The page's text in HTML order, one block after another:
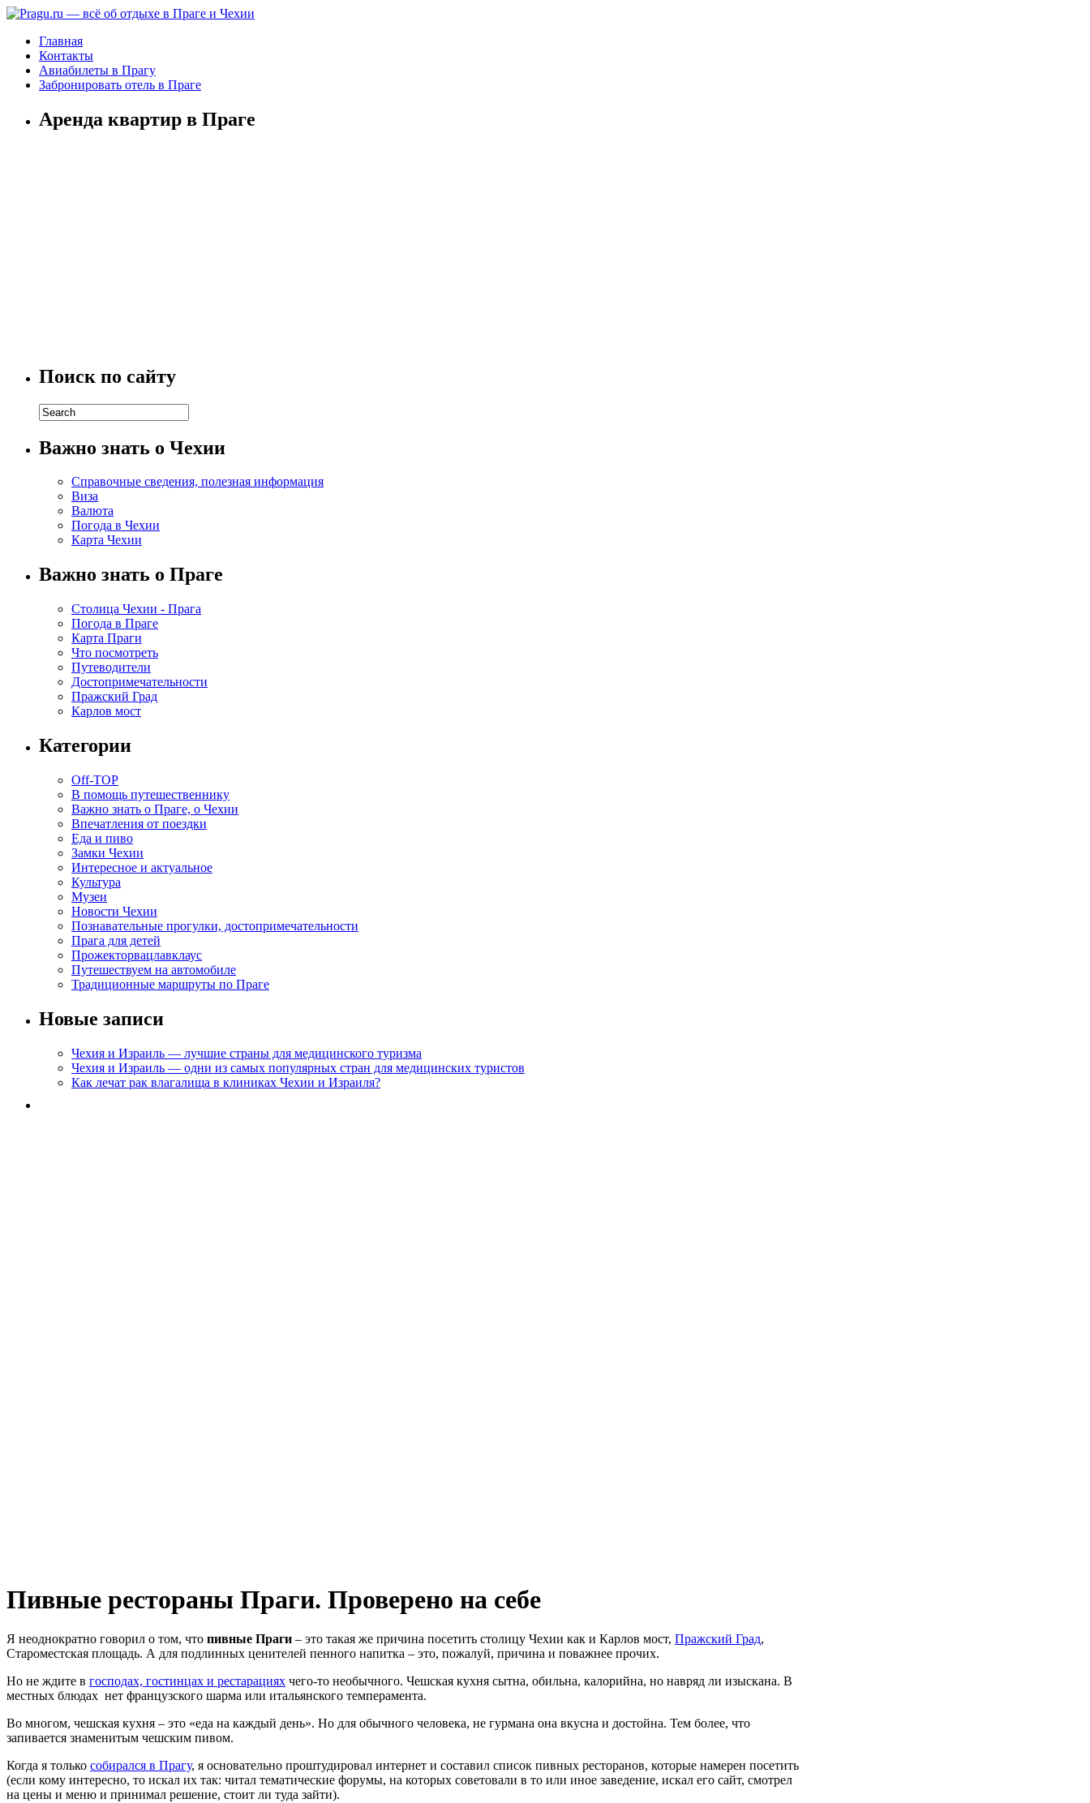
Главная
Контакты
Авиабилеты в Прагу
Забронировать отель в Праге
Аренда квартир в Праге
Поиск по сайту
Важно знать о Чехии
Справочные сведения, полезная информация
Виза
Валюта
Погода в Чехии
Карта Чехии
Важно знать о Праге
Столица Чехии - Прага
Погода в Праге
Карта Праги
Что посмотреть
Путеводители
Достопримечательности
Пражский Град
Карлов мост
Категории
Off-TOP
В помощь путешественнику
Важно знать о Праге, о Чехии
Впечатления от поездки
Еда и пиво
Замки Чехии
Интересное и актуальное
Культура
Музеи
Новости Чехии
Познавательные прогулки, достопримечательности
Прага для детей
Прожекторвацлавклаус
Путешествуем на автомобиле
Традиционные маршруты по Праге
Новые записи
Чехия и Израиль — лучшие страны для медицинского туризма
Чехия и Израиль — одни из самых популярных стран для медицинских туристов
Как лечат рак влагалища в клиниках Чехии и Израиля?
Пивные рестораны Праги. Проверено на себе
Я неоднократно говорил о том, что пивные Праги – это такая же причина посетить столицу Чехии как и Карлов мост, Пражский Град,
Староместская площадь. А для подлинных ценителей пенного напитка – это, пожалуй, причина и поважнее прочих.
Но не ждите в господах, гостинцах и рестарациях чего-то необычного. Чешская кухня сытна, обильна, калорийна, но навряд ли изыскана. В
местных блюдах нет французского шарма или итальянского темперамента.
Во многом, чешская кухня – это «еда на каждый день». Но для обычного человека, не гурмана она вкусна и достойна. Тем более, что
запивается знаменитым чешским пивом.
Когда я только собирался в Прагу, я основательно проштудировал интернет и составил список пивных ресторанов, которые намерен посетить
(если кому интересно, то искал их так: читал тематические форумы, на которых советовали в то или иное заведение, искал его сайт, смотрел
на цены и меню и принимал решение, стоит ли туда зайти).